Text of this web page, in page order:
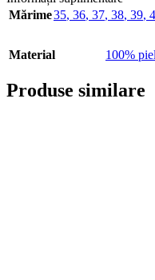
Mărime35, 36, 37, 38, 39,
Material 100%
Produse similare